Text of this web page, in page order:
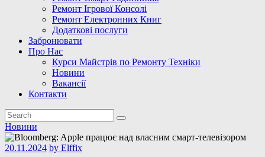
Ремонт Ігрової Консолі
Ремонт Електронних Книг
Додаткові послуги
Забронювати
Про Нас
Курси Майстрів по Ремонту Техніки
Новини
Вакансії
Контакти
Новини
20.11.2024 by Elffix